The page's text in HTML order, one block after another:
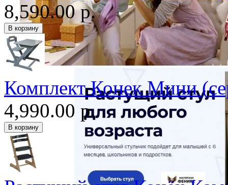
8,590.00 р.
Комплект Конек Мини
4,990.00 р.